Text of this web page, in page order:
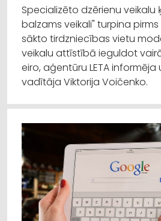
Specializēto dzērienu veikalu
balzams veikali" turpina
sākto tirdzniecības vietu
veikalu attīstībā ieguldot
eiro, aģentūru LETA
vadītāja Viktorija Voičenko.